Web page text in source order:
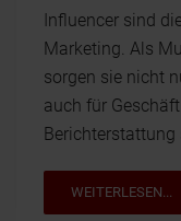
Influencer sind
Marketing. Als
sorgen sie nicht
auch für
Berichterstattung
WEITERLESEN...